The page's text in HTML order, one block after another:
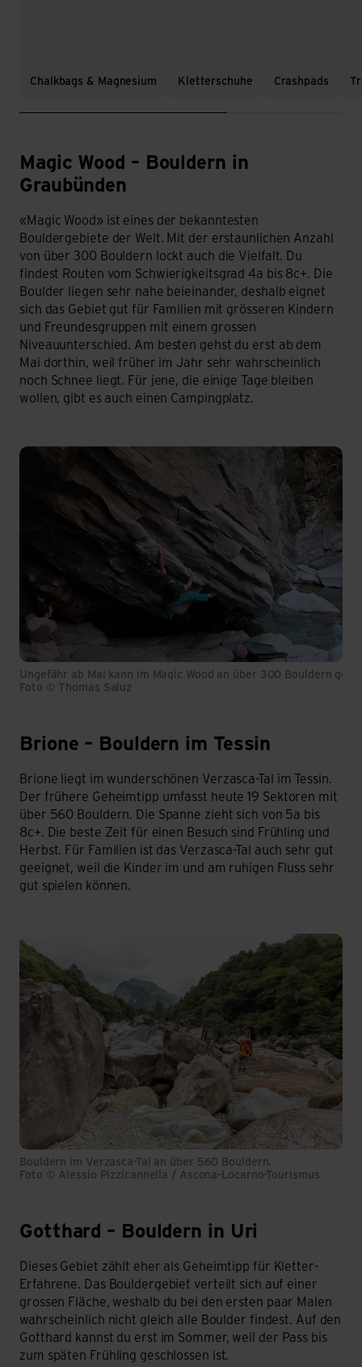
Chalkbags & Magnesium Kletterschuhe Crashpads
Magic Wood – Graubünden
Magic Wood – Bouldern in
Graubünden
«Magic Wood» ist eines der bekanntesten
Bouldergebiete der Welt. Mit der erstaunlichen Anzahl
von über 300 Bouldern lockt auch die Vielfalt. Du
findest Routen vom Schwierigkeitsgrad 4a bis 8c+. Die
Boulder liegen sehr nahe beieinander, deshalb eignet
sich das Gebiet gut für Familien mit grösseren Kindern
und Freundesgruppen mit einem grossen
Niveauunterschied. Am besten gehst du erst ab dem
Mai dorthin, weil früher im Jahr sehr wahrscheinlich
noch Schnee liegt. Für jene, die einige Tage bleiben
wollen, gibt es auch einen Campingplatz.
Ungefähr ab Mai kann im Magic Wood an über 300 Bouldern
Foto © Thomas Saluz
Brione – Tessin
Brione – Bouldern im Tessin
Brione liegt im wunderschönen Verzasca-Tal im Tessin.
Der frühere Geheimtipp umfasst heute 19 Sektoren mit
über 560 Bouldern. Die Spanne zieht sich von 5a bis
8c+. Die beste Zeit für einen Besuch sind Frühling und
Herbst. Für Familien ist das Verzasca-Tal auch sehr gut
geeignet, weil die Kinder im und am ruhigen Fluss sehr
gut spielen können.
Bouldern im Verzasca-Tal an über 560 Bouldern.
Foto © Alessio Pizzicannella / Ascona-Locarno-Tourismus
Gotthard – Uri
Gotthard – Bouldern in Uri
Dieses Gebiet zählt eher als Geheimtipp für Kletter-
Erfahrene. Das Bouldergebiet verteilt sich auf einer
grossen Fläche, weshalb du bei den ersten paar Malen
wahrscheinlich nicht gleich alle Boulder findest. Auf den
Gotthard kannst du erst im Sommer, weil der Pass bis
zum späten Frühling geschlossen ist.